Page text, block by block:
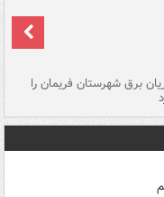
برق شهرستان فریمان را